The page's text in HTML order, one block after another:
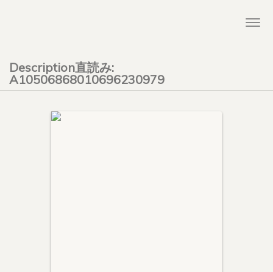
Description直読み:
A10506868010696230979